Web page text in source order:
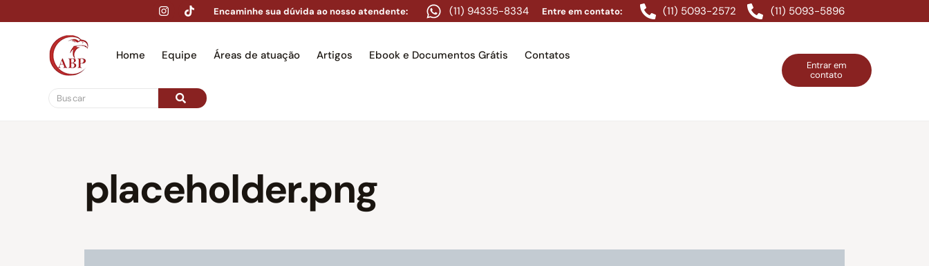
Encaminhe sua dúvida ao nosso atendente: (11) 94335-8334 Entre em contato: (11) 5093-2572 (11) 5093-5896
Home Equipe Áreas de atuação Artigos Ebook e Documentos Grátis Contatos
Entrar em
contato
placeholder.png